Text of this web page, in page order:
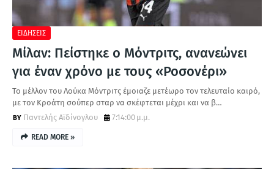
ΕΙΔΗΣΕΙΣ
Μίλαν: Πείστηκε ο Μόντριτς, ανανεώνει
για έναν χρόνο με τους «Ροσονέρι»
Το μέλλον του Λούκα Μόντριτς έμοιαζε μετέωρο τον τελευταίο καιρό,
με τον Κροάτη σούπερ σταρ να σκέφτεται μέχρι και να β…
Παντελής Αϊδίνογλου
7:14:00 μ.μ.
READ MORE »